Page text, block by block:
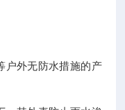
户外无防水措施的产